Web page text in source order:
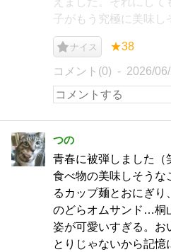
子がもう究極に美味し
ナイス ★38
コメント(0) 2026/06/
つの
青春に被弾しました（
食べ物の美味しそうな
るカップ麺とおにぎ
のどらオムサンド…桐
姿が可愛いすぎる。お
とりじゃないから記憶